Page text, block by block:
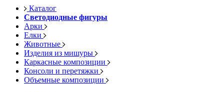
Каталог
Светодиодные фигуры
Арки
Елки
Животные
Изделия из мишуры
Каркасные композиции
Консоли и перетяжки
Объемные композиции